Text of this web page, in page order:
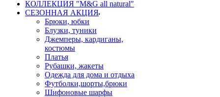
КОЛЛЕКЦИЯ "M&G all natural"
СЕЗОННАЯ АКЦИЯ
Брюки, юбки
Блузки, туники
Джемперы, кардиганы,
костюмы
Платья
Рубашки, жакеты
Одежда для дома и отдыха
Футболки,шорты,брюки
Шифоновые шарфы